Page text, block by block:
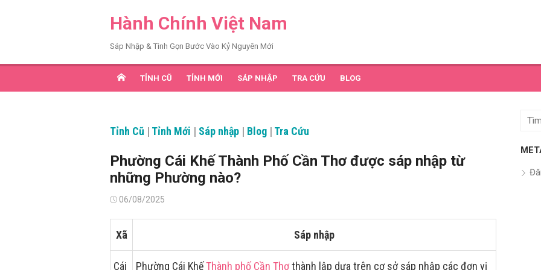
Hành Chính Việt Nam
Sáp Nhập & Tinh Gọn Bước Vào Kỷ Nguyên Mới
TỈNH CŨ TỈNH MỚI SÁP NHẬP TRA CỨU BLOG
Tỉnh Cũ | Tỉnh Mới | Sáp nhập | Blog | Tra Cứu
Phường Cái Khế Thành Phố Cần Thơ được sáp nhập từ
những Phường nào?
Đăng06/08/2025
Xã Sáp nhập
Cái
Phường Cái KhếThành phố Cần Thơthành lập dựa trên cơ sở sáp nhập các đơn vị
Tìm
quả